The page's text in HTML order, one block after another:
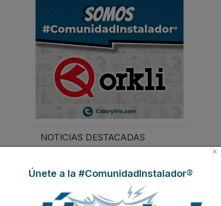
.
NOTICIAS DESTACADAS
Suscríbete a
nuestros boletines
Y RECIBE EN TU EMAIL TODA LA
×
Únete a la #ComunidadInstalador®